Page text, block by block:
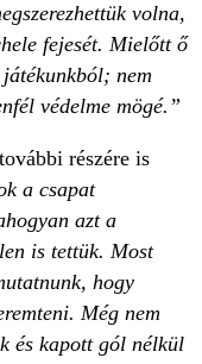
volna,
fejesét. Mielőtt ő
nem
védelme mögé.”
részére is
a csapat
azt a
is tettük. Most
hogy
Még nem
és kapott gól nélkül